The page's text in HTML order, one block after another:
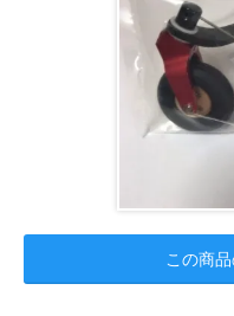
この商